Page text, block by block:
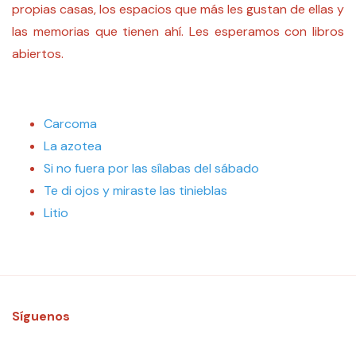
propias casas, los espacios que más les gustan de ellas y
las memorias que tienen ahí. Les esperamos con libros
abiertos.
Carcoma
La azotea
Si no fuera por las sílabas del sábado
Te di ojos y miraste las tinieblas
Litio
Síguenos